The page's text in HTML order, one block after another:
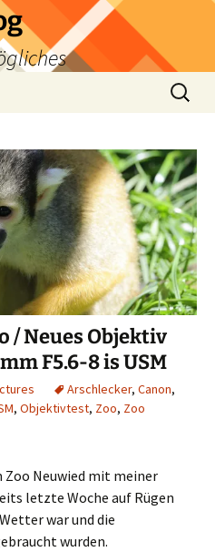
Suchen
nach:
/ Neues Objektiv
F5.6-8 is USM
Arschlecker, Canon,
, Objektivtest, Zoo, Zoo
Zoo Neuwied mit meiner
letzte Woche auf Rügen
war und die
wurden.